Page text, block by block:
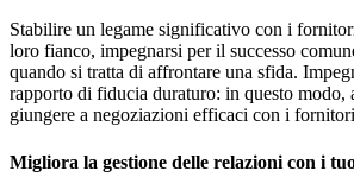
Stabilire un legame significativo con i
loro fianco, impegnarsi per il successo
quando si tratta di affrontare una sfida.
rapporto di fiducia duraturo: in questo modo,
giungere a negoziazioni efficaci con i
Migliora la gestione delle relazioni con i